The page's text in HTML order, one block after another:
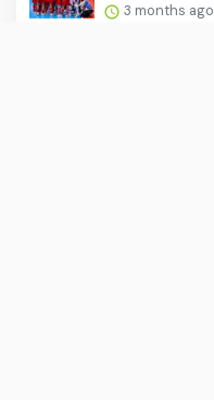
3 months ago